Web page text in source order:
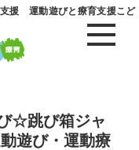
援 運動遊びと療育支援こど
☆跳び箱ジャ
遊び・運動療